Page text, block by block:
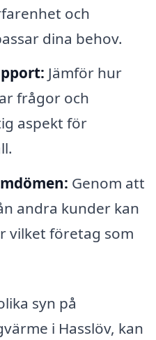
och
dina behov.
Jämför hur
frågor och
aspekt för
Genom att
andra kunder kan
vilket företag som
syn på
i Hasslöv, kan